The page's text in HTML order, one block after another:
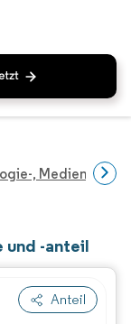
, Medien- Und
und -anteil
Anteil